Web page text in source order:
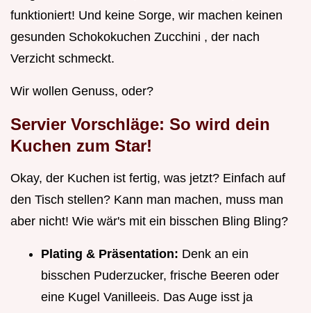
funktioniert! Und keine Sorge, wir machen keinen
gesunden Schokokuchen Zucchini , der nach
Verzicht schmeckt.
Wir wollen Genuss, oder?
Servier Vorschläge: So wird dein
Kuchen zum Star!
Okay, der Kuchen ist fertig, was jetzt? Einfach auf
den Tisch stellen? Kann man machen, muss man
aber nicht! Wie wär's mit ein bisschen Bling Bling?
Plating & Präsentation: Denk an ein
bisschen Puderzucker, frische Beeren oder
eine Kugel Vanilleeis. Das Auge isst ja